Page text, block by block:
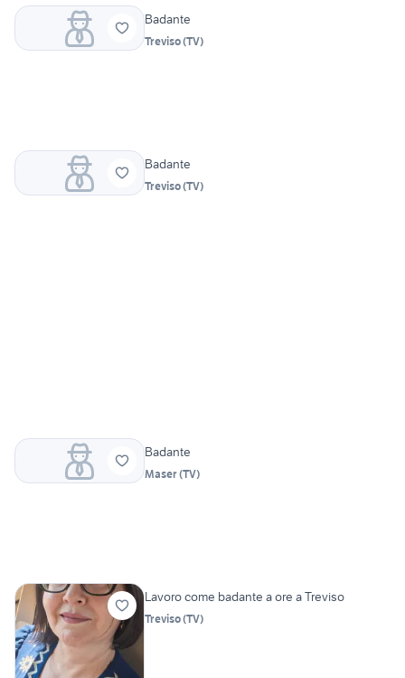
Badante
Treviso(TV)
Badante
Treviso(TV)
Badante
Maser(TV)
Lavoro come badante a ore a Treviso
Treviso(TV)